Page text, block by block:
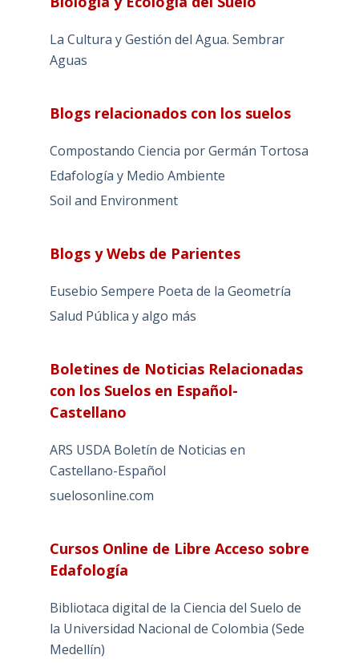
La Cultura y Gestión del Agua. Sembrar
Aguas
Blogs relacionados con los suelos
Compostando Ciencia por Germán Tortosa
Edafología y Medio Ambiente
Soil and Environment
Blogs y Webs de Parientes
Eusebio Sempere Poeta de la Geometría
Salud Pública y algo más
Boletines de Noticias Relacionadas
con los Suelos en Español-
Castellano
ARS USDA Boletín de Noticias en
Castellano-Español
suelosonline.com
Cursos Online de Libre Acceso sobre
Edafología
Bibliotaca digital de la Ciencia del Suelo de
la Universidad Nacional de Colombia (Sede
Medellín)